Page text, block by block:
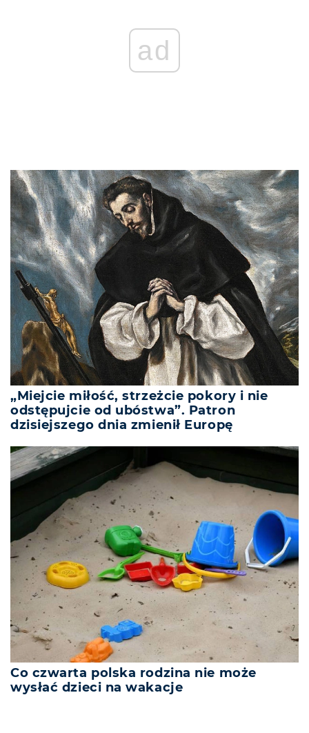
ad
„Miejcie miłość, strzeżcie pokory i nie
odstępujcie od ubóstwa”. Patron
dzisiejszego dnia zmienił Europę
Co czwarta polska rodzina nie może
wysłać dzieci na wakacje